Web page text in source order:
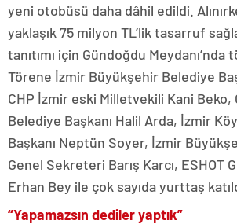
yeni otobüsü daha dâhil edildi.
yaklaşık 75 milyon TL’lik tasarruf
tanıtımı için Gündoğdu Meydanı’nda
Törene İzmir Büyükşehir Belediye
CHP İzmir eski Milletvekili Kani Beko,
Belediye Başkanı Halil Arda, İzmir
Başkanı Neptün Soyer, İzmir
Genel Sekreteri Barış Karcı, ESHOT
Erhan Bey ile çok sayıda yurttaş
“Yapamazsın dediler yaptık”